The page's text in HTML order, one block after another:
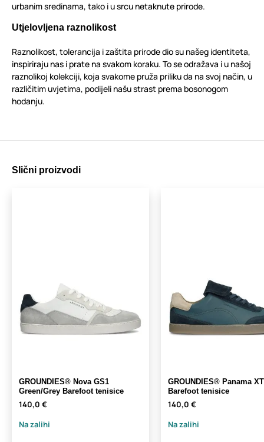
urbanim sredinama, tako i u srcu netaknute prirode.
Utjelovljena raznolikost
Raznolikost, tolerancija i zaštita prirode dio su našeg identiteta,
inspiriraju nas i prate na svakom koraku. To se odražava i u našoj
raznolikoj kolekciji, koja svakome pruža priliku da na svoj način, u
različitim uvjetima, podijeli našu strast prema bosonogom
hodanju.
Slični proizvodi
GROUNDIES® Nova GS1
Green/Grey Barefoot tenisice
140,0 €
Na zalihi
GROUNDIES® Panama
Barefoot tenisice
140,0 €
Na zalihi